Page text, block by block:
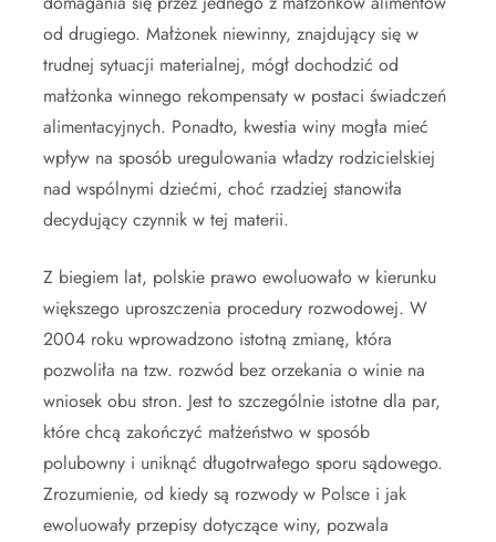
od drugiego. Małżonek niewinny, znajdujący się w
trudnej sytuacji materialnej, mógł dochodzić od
małżonka winnego rekompensaty w postaci świadczeń
alimentacyjnych. Ponadto, kwestia winy mogła mieć
wpływ na sposób uregulowania władzy rodzicielskiej
nad wspólnymi dziećmi, choć rzadziej stanowiła
decydujący czynnik w tej materii.
Z biegiem lat, polskie prawo ewoluowało w kierunku
większego uproszczenia procedury rozwodowej. W
2004 roku wprowadzono istotną zmianę, która
pozwoliła na tzw. rozwód bez orzekania o winie na
wniosek obu stron. Jest to szczególnie istotne dla par,
które chcą zakończyć małżeństwo w sposób
polubowny i uniknąć długotrwałego sporu sądowego.
Zrozumienie, od kiedy są rozwody w Polsce i jak
ewoluowały przepisy dotyczące winy, pozwala